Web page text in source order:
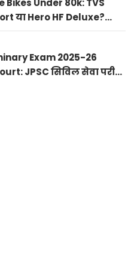
Bikes Under 80k: TVS
या Hero HF Deluxe?
बाइक है आपके लिए बेस्ट
Exam 2025-26
JPSC सिविल सेवा परीक्षा